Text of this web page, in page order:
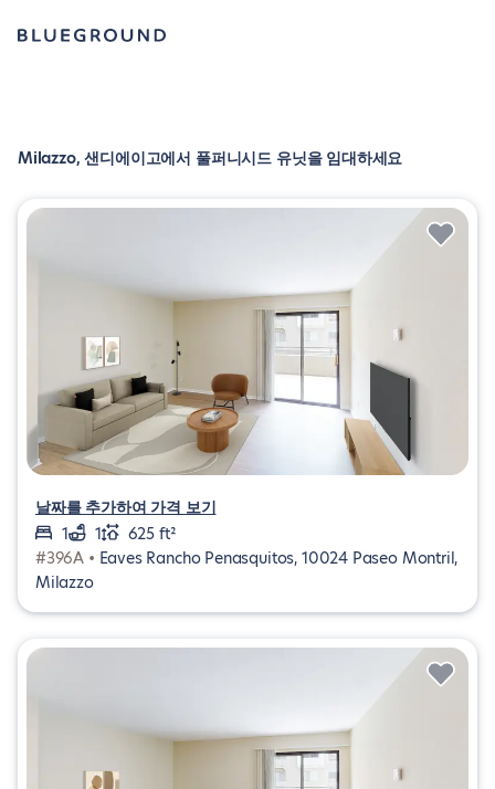
Milazzo, 샌디에이고에서 풀퍼니시드 유닛을 임대하세요
날짜를 추가하여 가격 보기
1
1
625 ft²
#396A • Eaves Rancho Penasquitos, 10024 Paseo Montril,
Milazzo